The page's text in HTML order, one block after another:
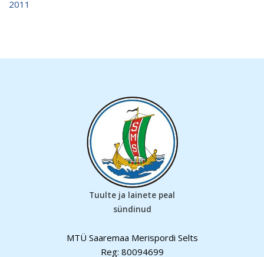
2011
Tuulte ja lainete peal
sündinud
MTÜ Saaremaa Merispordi Selts
Reg: 80094699